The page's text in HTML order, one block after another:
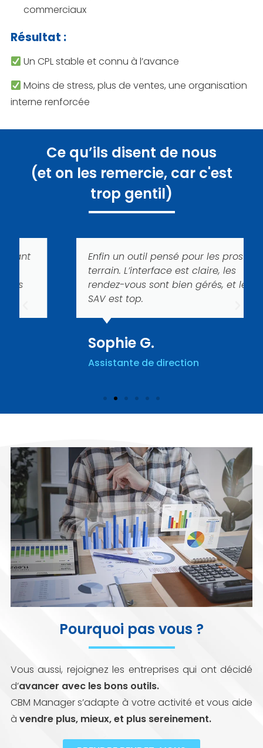
commerciaux
Résultat :
Un CPL stable et connu à l’avance
Moins de stress, plus de ventes, une organisation
interne renforcée
Ce qu’ils disent de nous
(et on les remercie, car c'est
trop gentil)
Enfin un outil pensé pour les pros du
terrain. L’interface est claire, les
rendez-vous sont bien gérés, et le
SAV est top.
Sophie G.
Assistante de direction
Pourquoi pas vous ?
Vous aussi, rejoignez les entreprises qui ont décidé
d’avancer avec les bons outils.
CBM Manager s’adapte à votre activité et vous aide
à vendre plus, mieux, et plus sereinement.